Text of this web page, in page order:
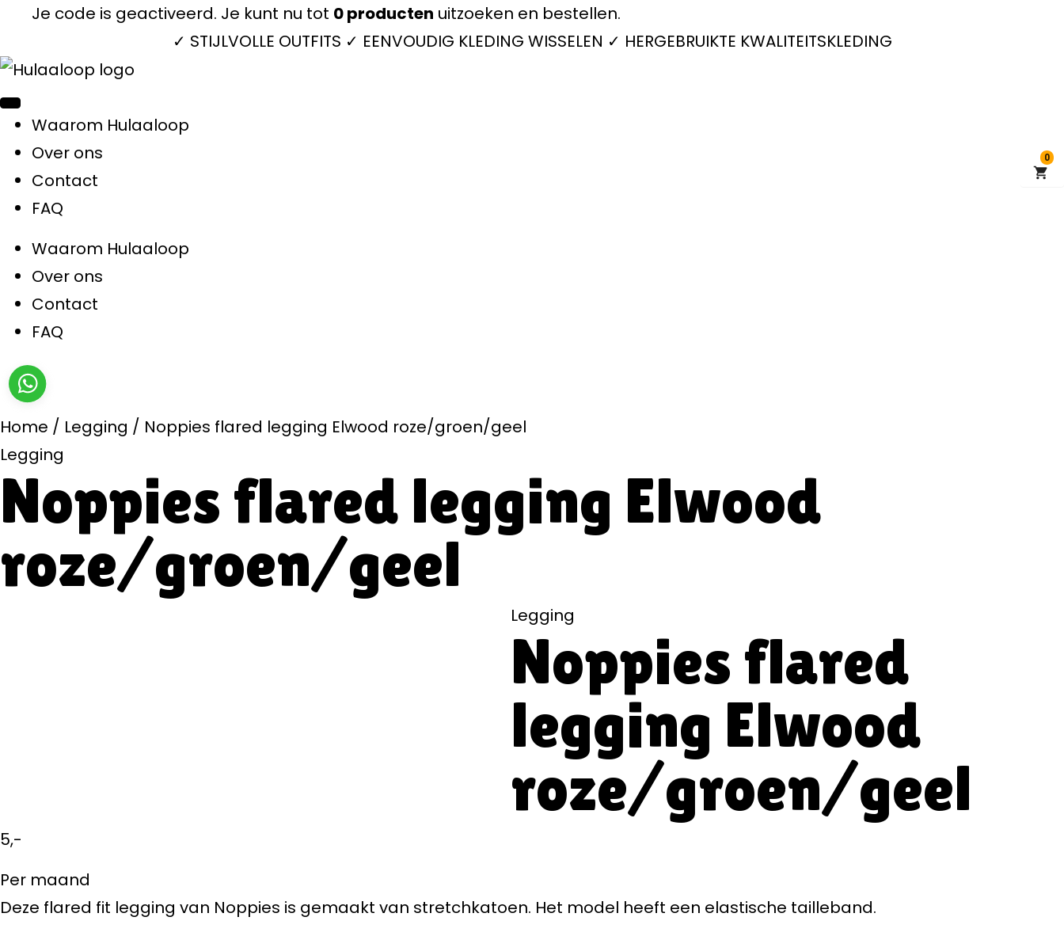
Je code is geactiveerd. Je kunt nu tot 0producten uitzoeken en bestellen.
✓ STIJLVOLLE OUTFITS ✓ EENVOUDIG KLEDING WISSELEN ✓ HERGEBRUIKTE KWALITEITSKLEDING
Waarom Hulaaloop
Over ons
Contact
FAQ
Waarom Hulaaloop
Over ons
Contact
FAQ
Home / Legging / Noppies flared legging Elwood roze/groen/geel
Legging
Noppies flared legging Elwood
roze/groen/geel
Legging
Noppies flared
legging Elwood
roze/groen/geel
5,-
Per maand
Deze flared fit legging van Noppies is gemaakt van stretchkatoen. Het model heeft een elastische tailleband.
0